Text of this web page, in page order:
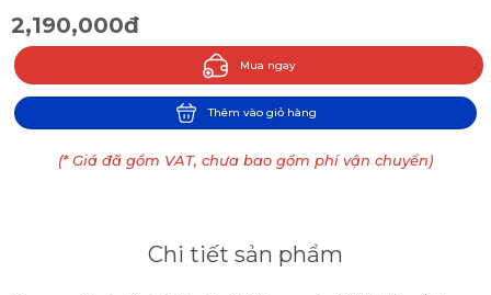
2,190,000đ
Mua ngay
Thêm vào giỏ hàng
(* Giá đã gồm VAT, chưa bao gồm phí vận chuyển)
Chi tiết sản phẩm